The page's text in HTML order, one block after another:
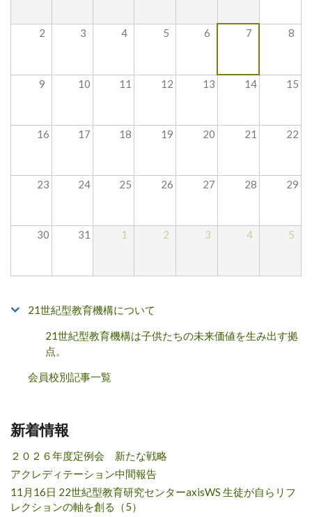
2 3 4 5 6 7 8
9 10 11 12 13 14 15
16 17 18 19 20 21 22
23 24 25 26 27 28 29
30 31 1 2 3 4 5
21世紀型教育機構について
21世紀型教育機構は子供たちの未来価値を生み出す拠
点。
会員校別記事一覧
新着情報
２０２６年度定例会 新たな戦略
アクレディテーション中間報告
11月16日 22世紀型教育研究センターaxisWS 生徒が自らリフ
レクションの軸を創る（5）